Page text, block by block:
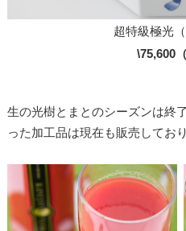
超特級極光
\75,600
生の光樹とまとのシーズンは終
った加工品は現在も販売しており